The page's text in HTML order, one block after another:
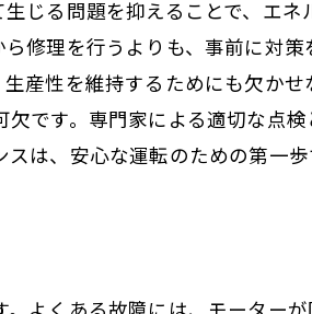
じる問題を抑えることで、エ
修理を行うよりも、事前に対
産性を維持するためにも欠か
です。専門家による適切な点
は、安心な運転のための第一歩